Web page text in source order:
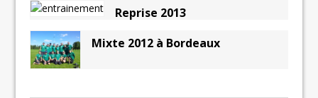
Reprise 2013
Mixte 2012 à Bordeaux